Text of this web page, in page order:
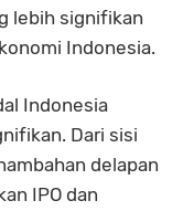
lebih signifikan
Indonesia.
Indonesia
Dari sisi
delapan
IPO dan